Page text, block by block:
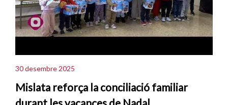
30 desembre 2025
Mislata reforça la conciliació familiar